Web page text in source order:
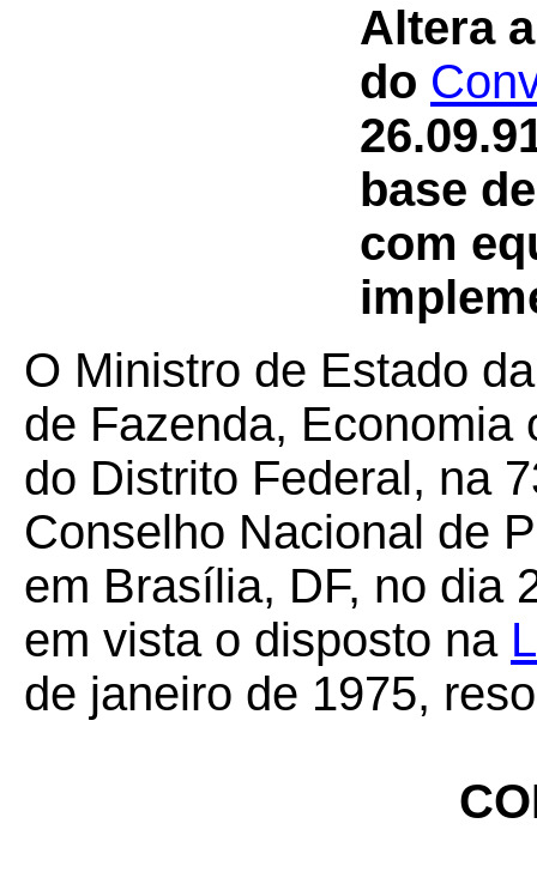
Altera
do
base
com
O Ministro de Estado
de Fazenda, Economia
do Distrito Federal, na
Conselho Nacional de
em Brasília, DF, no dia
em vista o disposto na
de janeiro de 1975,